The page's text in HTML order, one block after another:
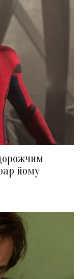
йому